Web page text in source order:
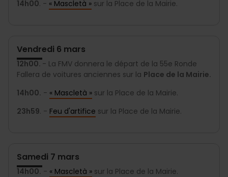
14h00. - « Mascletà » sur la Place de la Mairie.
Vendredi 6 mars
12h00. - La FMV donnera le départ de la 55e Ronde
Fallera de voitures anciennes sur la Place de la Mairie.
14h00. - « Mascletà » sur la Place de la Mairie.
23h59. - Feu d'artifice sur la Place de la Mairie.
Samedi 7 mars
14h00. - « Mascletà » sur la Place de la Mairie.